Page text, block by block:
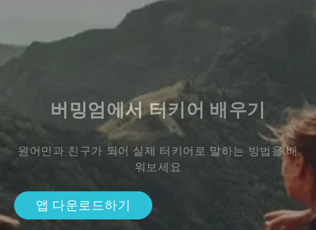
버밍엄에서 터키어 배우기
원어민과 친구가 되어 실제 터키어로 말하는 방법을 배
워보세요
앱 다운로드하기